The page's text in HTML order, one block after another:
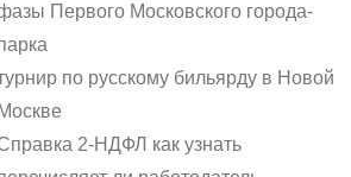
Первого Московского города-
по русскому бильярду в Новой
Москве
2-НДФЛ как узнать